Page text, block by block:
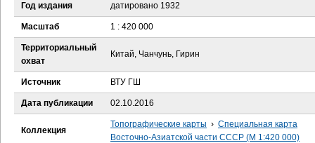
д
е
с
ь
Год издания датировано 1932
Масштаб 1 : 420 000
Территориальный
охват
Китай, Чанчунь, Гирин
Источник ВТУ ГШ
Дата публикации 02.10.2016
Коллекция
Топографические карты › Специальная карта
Восточно-Азиатской части СССР (М 1:420 000)